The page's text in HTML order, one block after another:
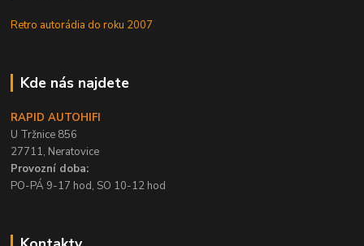
Retro autorádia do roku 2007
Kde nás najdete
RAPID AUTOHIFI
U Tržnice 856
27711, Neratovice
Provozní doba:
PO-PÁ 9-17 hod, SO 10-12 hod